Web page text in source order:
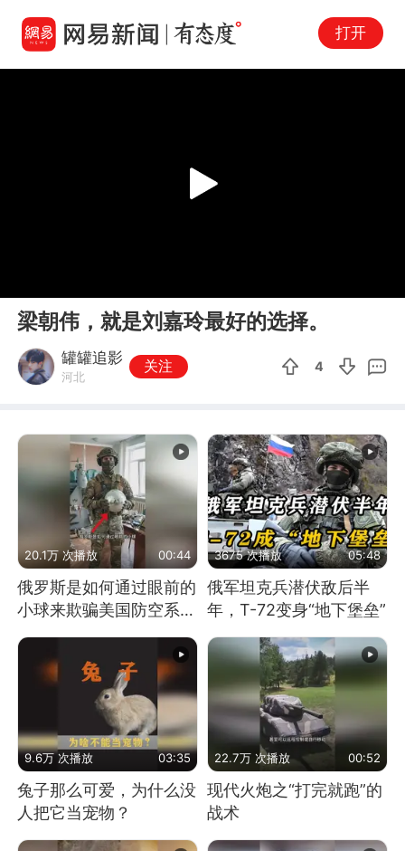
打开
Play
梁朝伟，就是刘嘉玲最好的选择。
罐罐追影
河北
关注 4
20.1万 次播放 00:44
俄罗斯是如何通过眼前的
小球来欺骗美国防空系统
的
3675 次播放 05:48
俄军坦克兵潜伏敌后半
年，T-72变身“地下堡垒”
9.6万 次播放 03:35
兔子那么可爱，为什么没
人把它当宠物？
22.7万 次播放 00:52
现代火炮之“打完就跑”的
战术